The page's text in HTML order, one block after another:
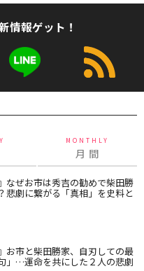
情報ゲット！
MONTHLY
月 間
なぜお市は秀吉の勧めで柴田勝
悲劇に繋がる「真相」を史料と
お市と柴田勝家、自刃しての最
」…運命を共にした２人の悲劇